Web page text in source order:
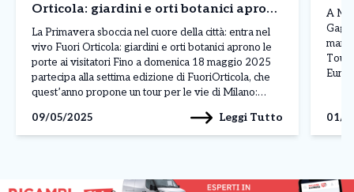
Orticola: giardini e orti botanici aprono
le porte ai visitatori INFO
La Primavera sboccia nel cuore della città: entra nel
vivo Fuori Orticola: giardini e orti botanici aprono le
porte ai visitatori Fino a domenica 18 maggio 2025
partecipa alla settima edizione di FuoriOrticola, che
quest’anno propone un tour per le vie di Milano:
aprono le loro porte […]
09/05/2025 Leggi Tutto
A
Gaga
01/